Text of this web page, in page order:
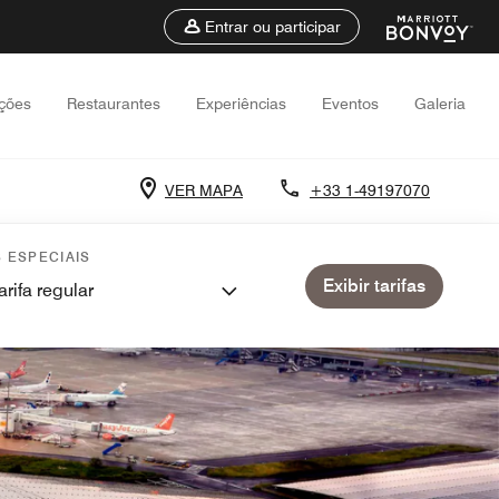
Entrar ou participar
Restaurantes Experiências Eventos Galeria
VER MAPA +33 1-49197070
ESPECIAIS
regular Exibir tarifas